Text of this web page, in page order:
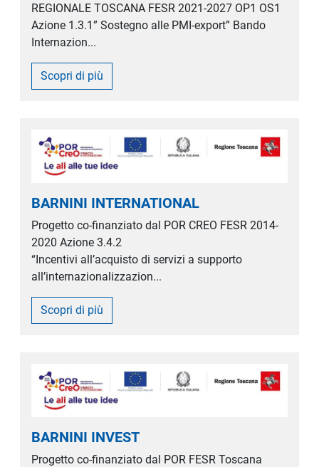
REGIONALE TOSCANA FESR 2021-2027 OP1 OS1
Azione 1.3.1” Sostegno alle PMI-export” Bando
Internazion...
Scopri di più
BARNINI INTERNATIONAL
Progetto co-finanziato dal POR CREO FESR 2014-
2020 Azione 3.4.2
“Incentivi all’acquisto di servizi a supporto
all’internazionalizzazion...
Scopri di più
BARNINI INVEST
Progetto co-finanziato dal POR FESR Toscana